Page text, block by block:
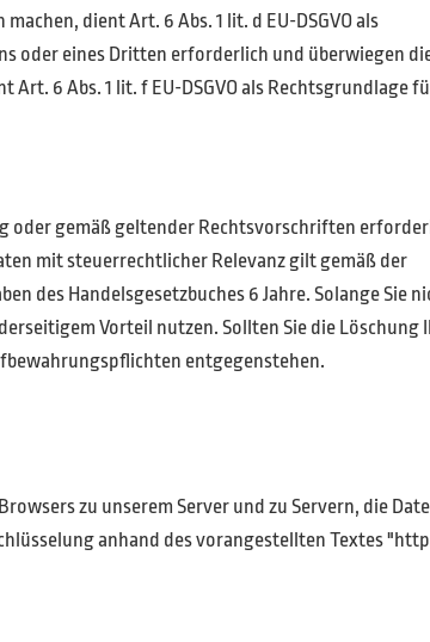
dient Art. 6 Abs. 1 lit. d EU-DSGVO als
oder eines Dritten erforderlich und überwiegen
6 Abs. 1 lit. f EU-DSGVO als Rechtsgrundlage
oder gemäß geltender Rechtsvorschriften
mit steuerrechtlicher Relevanz gilt gemäß der
des Handelsgesetzbuches 6 Jahre. Solange Sie
Vorteil nutzen. Sollten Sie die Löschung
entgegenstehen.
zu unserem Server und zu Servern, die
anhand des vorangestellten Textes